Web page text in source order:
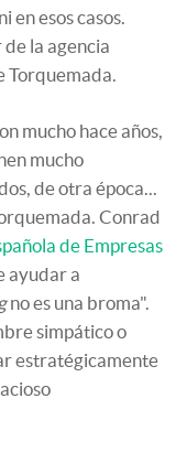
en esos casos.
la agencia
Torquemada.
mucho hace años,
mucho
de otra época...
Conrad
de Empresas
ayudar a
no es una broma".
simpático o
estratégicamente